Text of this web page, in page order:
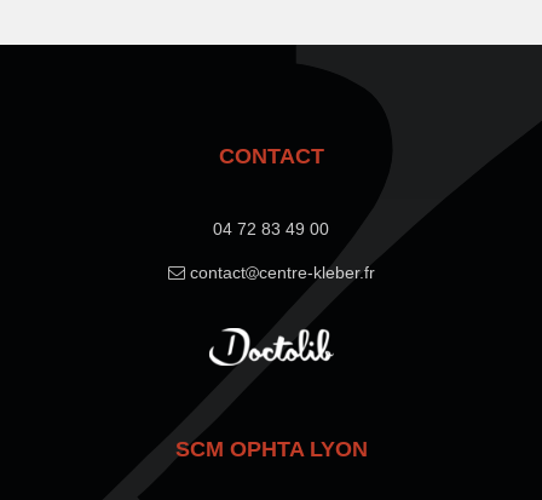
CONTACT
04 72 83 49 00
contact centre-kleber.fr
SCM OPHTA LYON